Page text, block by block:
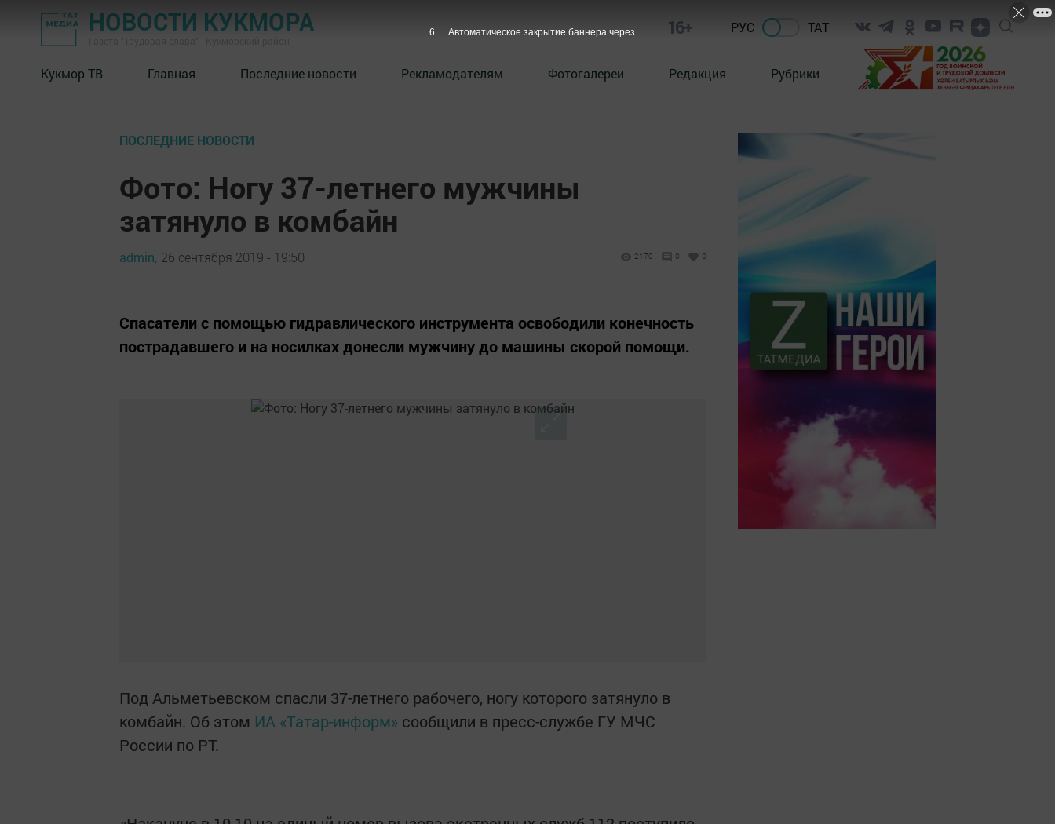
НОВОСТИ КУКМОРА 16+ РУС ТАТ
Кукмор ТВ Главная Последние новости Рекламодателям Фотогалереи Редакция Рубрики
ПОСЛЕДНИЕ НОВОСТИ
Фото: Ногу 37-летнего мужчины
затянуло в комбайн
admin, 26 сентября 2019 - 19:50 2170 0 0
Спасатели с помощью гидравлического инструмента освободили конечность
пострадавшего и на носилках донесли мужчину до машины скорой помощи.
Под Альметьевском спасли 37-летнего рабочего, ногу которого затянуло в
комбайн. Об этом ИА «Татар-информ» сообщили в пресс-службе ГУ МЧС
России по РТ.
5 Автоматическое закрытие баннера через